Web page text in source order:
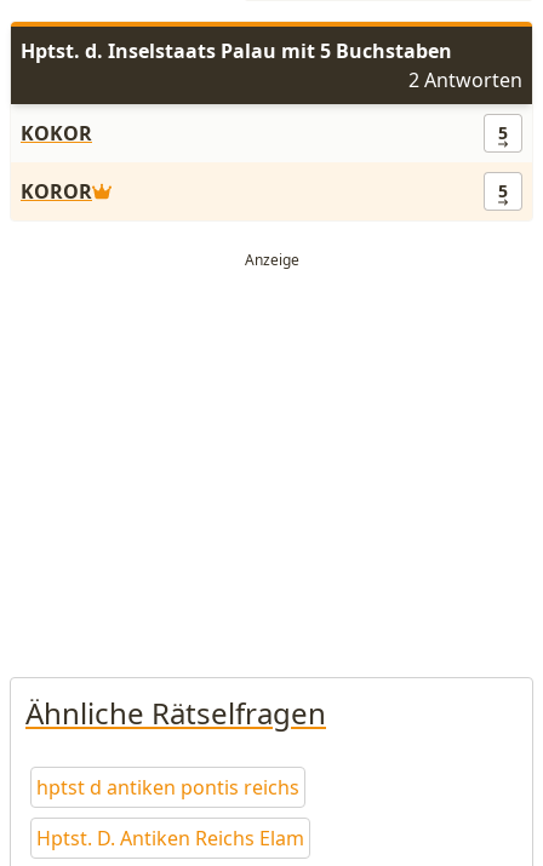
Hptst. d. Inselstaats Palau mit 5 Buchstaben
2 Antworten
KOKOR
5
KOROR 5
Ähnliche Rätselfragen
hptst d antiken pontis reichs
Hptst. D. Antiken Reichs Elam